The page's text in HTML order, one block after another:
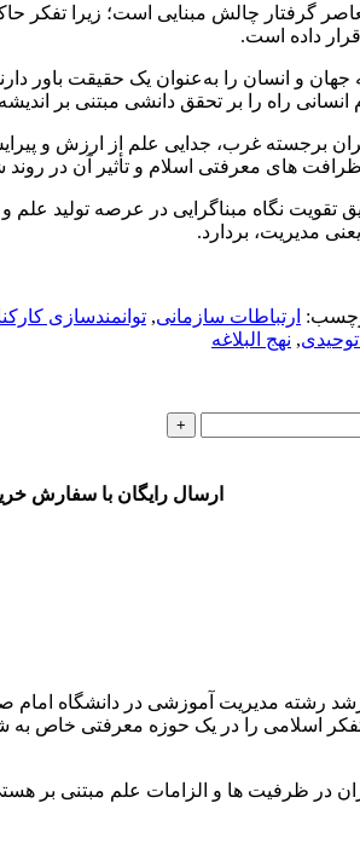
گرفتار چالش مبنایی است؛ زیرا تفکر
داده است.
و انسان را به‌عنوان یک حقیقت باور
انسانی راه را بر تحقق دانشی مبتنی بر
برجسته‌ غرب، جدایی علم از ارزش و
های معرفتی اسلام و تأثیر آن در
نگاه مبناگرایی در عرصه تولید
مدیریت، بردارد.
ارتباطات سازمانی, توانمندسازی
, نهج البلاغه
ارسال رایگان با سفارش خرید کتاب
اسلامی را در یک حوزه معرفتی خاص به
در ظرفیت‏ ها و الزامات علم مبتنی بر